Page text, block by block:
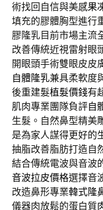
術找回自信與美感果
填充的膠體胸型進行
膠隆乳目前市場主流
改善傳統近視雷射眼
開眼頭手術雙眼皮皮
自體隆乳兼具柔軟度
後重建髮植髮價錢有
肌肉專業團隊負評自
生髮。自然鼻型精美
是為家人謀得更好的
抽脂改善脂肪打造自
結合傳統電波與音波
音波拉皮價格選擇音
改造鼻形專業韓式隆
儀器肉放鬆的蛋白質